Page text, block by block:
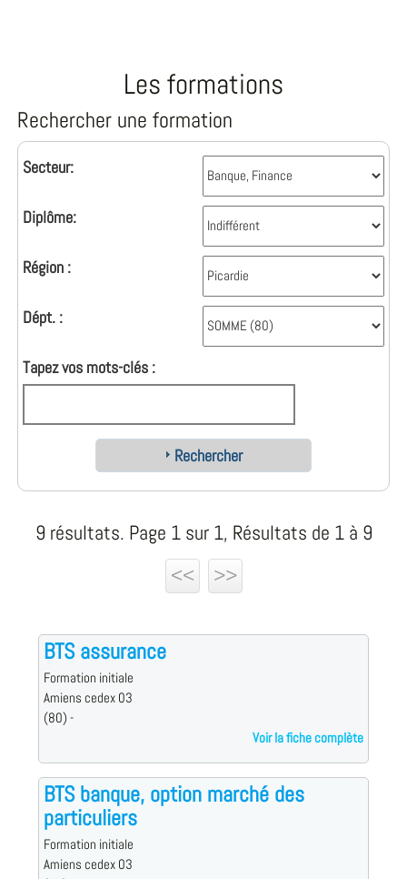
Les formations
Rechercher une formation
Secteur:
Diplôme:
Région :
Dépt. :
Tapez vos mots-clés :
Rechercher
9 résultats. Page 1 sur 1, Résultats de 1 à 9
<<
>>
BTS assurance
Formation initiale
Amiens cedex 03
(80) -
Voir la fiche complète
BTS banque, option marché des
particuliers
Formation initiale
Amiens cedex 03